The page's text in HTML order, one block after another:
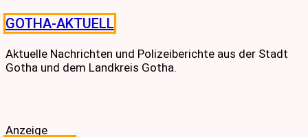
Skip
to
content
GOTHA-AKTUELL
Aktuelle Nachrichten und Polizeiberichte aus der Stadt
Gotha und dem Landkreis Gotha.
Anzeige